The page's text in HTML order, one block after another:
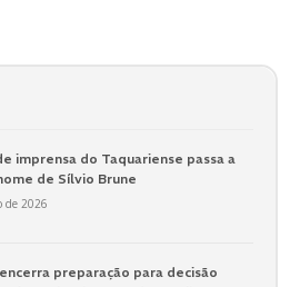
imprensa do Taquariense passa a
de Sílvio Brune
de 2026
preparação para decisão